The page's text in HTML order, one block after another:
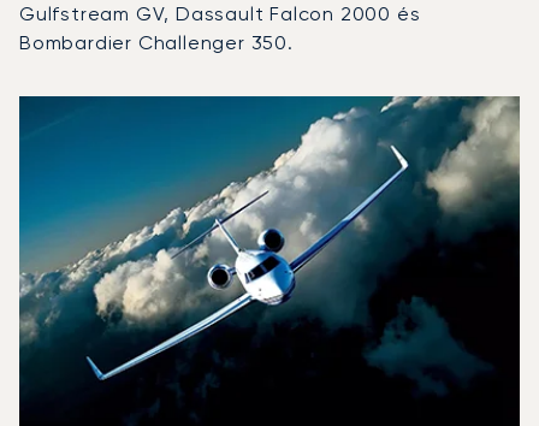
Gulfstream GV, Dassault Falcon 2000 és
Bombardier Challenger 350.
Repülőgép-típus
Ülőhelyek
Sebesség (csomó)
Hatótávolság (km)